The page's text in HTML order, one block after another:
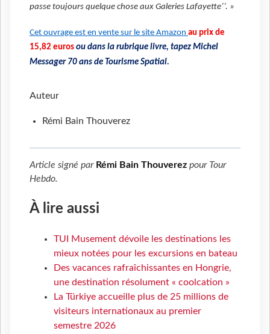
passe toujours quelque chose aux Galeries Lafayette’’. »
Cet ouvrage est en vente sur le site Amazon au prix de
15,82 euros ou dans la rubrique livre, tapez Michel
Messager 70 ans de Tourisme Spatial.
Auteur
Rémi Bain Thouverez
Article signé par Rémi Bain Thouverez pour Tour
Hebdo.
À lire aussi
TUI Musement dévoile les destinations les
mieux notées pour les excursions en bateau
Des vacances rafraîchissantes en Hongrie,
une destination résolument « coolcation »
La Türkiye accueille plus de 25 millions de
visiteurs internationaux au premier
semestre 2026